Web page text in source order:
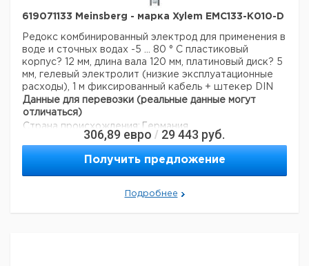
619071133 Meinsberg - марка Xylem EMC133-K010-D
Редокс комбинированный электрод для применения в
воде и сточных водах -5 ... 80 ° С пластиковый
корпус? 12 мм, длина вала 120 мм, платиновый диск? 5
мм, гелевый электролит (низкие эксплуатационные
расходы), 1 м фиксированный кабель + штекер DIN
Данные для перевозки (реальные данные могут
отличаться)
Страна происхождения: Германия
306,89 евро / 29 443 руб.
Получить предложение
Подробнее